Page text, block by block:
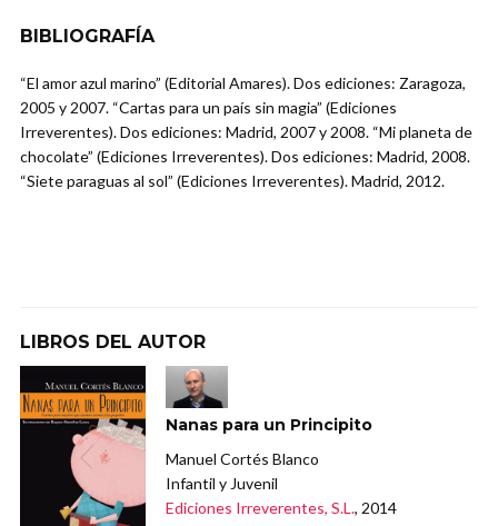
BIBLIOGRAFÍA
“El amor azul marino” (Editorial Amares). Dos ediciones: Zaragoza,
2005 y 2007. “Cartas para un país sin magia” (Ediciones
Irreverentes). Dos ediciones: Madrid, 2007 y 2008. “Mi planeta de
chocolate” (Ediciones Irreverentes). Dos ediciones: Madrid, 2008.
“Siete paraguas al sol” (Ediciones Irreverentes). Madrid, 2012.
LIBROS DEL AUTOR
Nanas para un Principito
Manuel Cortés Blanco
Infantil y Juvenil
Ediciones Irreverentes, S.L., 2014